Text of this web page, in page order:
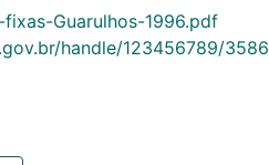
fixas-Guarulhos-1996.pdf
handle/123456789/3586